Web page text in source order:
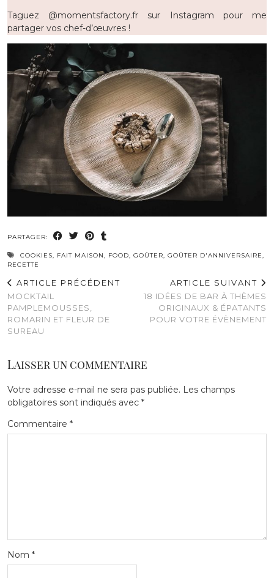
Taguez @momentsfactory.fr sur Instagram pour me
partager vos chef-d’œuvres !
PARTAGER:
COOKIES, FAIT MAISON, FOOD, GOÛTER, GOÛTER D'ANNIVERSAIRE,
RECETTE
ARTICLE PRÉCÉDENT
MOCKTAIL
PAMPLEMOUSSES,
ROMARIN ET FLEUR DE
SUREAU
ARTICLE SUIVANT
18 IDÉES DE BAR À THÈMES
ORIGINAUX & ÉPATANTS
POUR VOTRE ÉVÈNEMENT
Laisser un commentaire
Votre adresse e-mail ne sera pas publiée. Les champs
obligatoires sont indiqués avec *
Commentaire *
Nom *